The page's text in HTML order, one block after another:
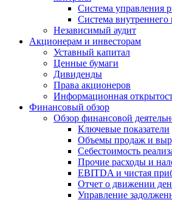
Система управления
Система внутреннего
Независимый аудит
Акционерам и инвесторам
Уставный капитал
Ценные бумаги
Дивиденды
Права акционеров
Информационная
Финансовый обзор
Обзор финансовой
Ключевые показатели
Объемы продаж и
Себестоимость
Прочие расходы и
EBITDA и чистая
Отчет о движении
Управление